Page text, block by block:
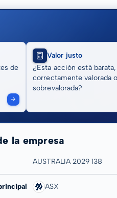
de
Valor justo
¿Esta acción está barata,
correctamente valorada o
sobrevalorada?
la empresa
AUSTRALIA 2029 138
ASX